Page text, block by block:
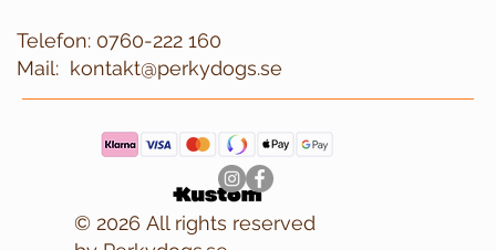
Telefon: 0760-222 160
kontakt@perkydogs.se
Mail:
© 2026 All rights reserved